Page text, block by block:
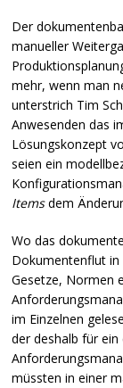
Der
manueller
mehr, wenn man
unterstrich Tim
Anwesenden das
Lösungskonzept
seien ein
Itemsdem
Wo das
Dokumentenflut
Gesetze, Normen
im Einzelnen
der deshalb für
müssten in einer